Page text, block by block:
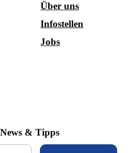
Über uns
Infostellen
Jobs
& Tipps